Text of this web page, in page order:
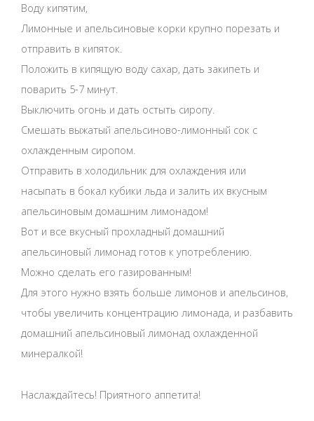
Воду кипятим,
Лимонные и апельсиновые корки крупно порезать и
отправить в кипяток.
Положить в кипящую воду сахар, дать закипеть и
поварить 5-7 минут.
Выключить огонь и дать остыть сиропу.
Смешать выжатый апельсиново-лимонный сок с
охлажденным сиропом.
Отправить в холодильник для охлаждения или
насыпать в бокал кубики льда и залить их вкусным
апельсиновым домашним лимонадом!
Вот и все вкусный прохладный домашний
апельсиновый лимонад готов к употреблению.
Можно сделать его газированным!
Для этого нужно взять больше лимонов и апельсинов,
чтобы увеличить концентрацию лимонада, и разбавить
домашний апельсиновый лимонад охлажденной
минералкой!
Наслаждайтесь! Приятного аппетита!